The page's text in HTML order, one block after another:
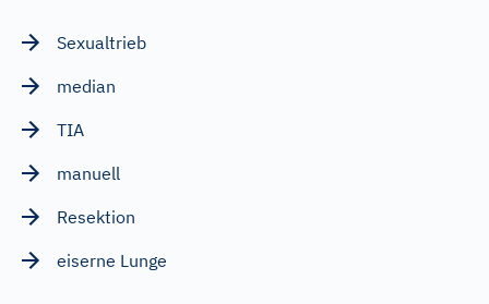
Sexualtrieb
median
TIA
manuell
Resektion
eiserne Lunge